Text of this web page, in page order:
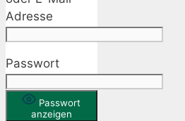
Adresse
Passwort
Passwort
anzeigen